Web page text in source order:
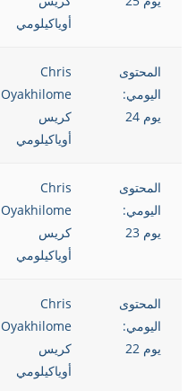
أوياكيلومي
المحتوى
اليومي:
يوم 24
Chris
Oyakhilome
كريس
أوياكيلومي
المحتوى
اليومي:
يوم 23
Chris
Oyakhilome
كريس
أوياكيلومي
المحتوى
اليومي:
يوم 22
Chris
Oyakhilome
كريس
أوياكيلومي